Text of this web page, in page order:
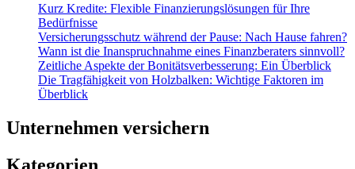
Kurz Kredite: Flexible Finanzierungslösungen für Ihre
Bedürfnisse
Versicherungsschutz während der Pause: Nach Hause fahren?
Wann ist die Inanspruchnahme eines Finanzberaters sinnvoll?
Zeitliche Aspekte der Bonitätsverbesserung: Ein Überblick
Die Tragfähigkeit von Holzbalken: Wichtige Faktoren im
Überblick
Unternehmen versichern
Kategorien